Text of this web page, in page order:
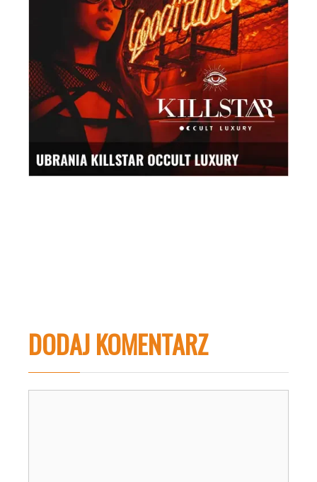
DODAJ KOMENTARZ